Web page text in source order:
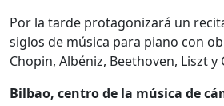
Por la tarde protagonizará un
siglos de música para piano con
Chopin, Albéniz, Beethoven, Liszt y
Bilbao, centro de la música de